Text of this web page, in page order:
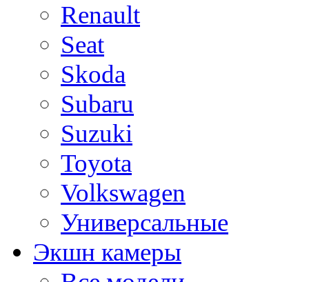
Renault
Seat
Skoda
Subaru
Suzuki
Toyota
Volkswagen
Универсальные
Экшн камеры